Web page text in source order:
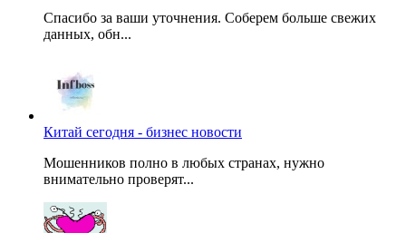
Спасибо за ваши уточнения. Соберем больше свежих
данных, обн...
Китай сегодня - бизнес новости
Мошенников полно в любых странах, нужно
внимательно проверят...